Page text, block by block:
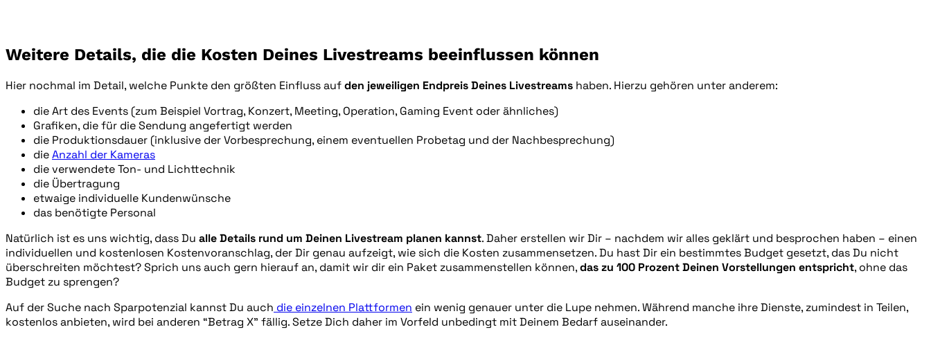
Weitere Details, die die Kosten Deines Livestreams beeinflussen können
Hier nochmal im Detail, welche Punkte den größten Einfluss aufden jeweiligen Endpreis Deines Livestreams haben. Hierzu gehören unter anderem:
die Art des Events (zum Beispiel Vortrag, Konzert, Meeting, Operation, Gaming Event oder ähnliches)
Grafiken, die für die Sendung angefertigt werden
die Produktionsdauer (inklusive der Vorbesprechung, einem eventuellen Probetag und der Nachbesprechung)
dieAnzahl der Kameras
die verwendete Ton- und Lichttechnik
die Übertragung
etwaige individuelle Kundenwünsche
das benötigte Personal
Natürlich ist es uns wichtig, dass Du alle Details rund um Deinen Livestream planen kannst. Daher erstellen wir Dir – nachdem wir alles geklärt und besprochen haben – einen
individuellen und kostenlosen Kostenvoranschlag, der Dir genau aufzeigt, wie sich die Kosten zusammensetzen. Du hast Dir ein bestimmtes Budget gesetzt, das Du nicht
überschreiten möchtest? Sprich uns auch gern hierauf an, damit wir dir ein Paket zusammenstellen können,das zu 100 Prozent Deinen Vorstellungen entspricht, ohne das
Budget zu sprengen?
Auf der Suche nach Sparpotenzial kannst Du auch die einzelnen Plattformen ein wenig genauer unter die Lupe nehmen. Während manche ihre Dienste, zumindest in Teilen,
kostenlos anbieten, wird bei anderen “Betrag X” fällig. Setze Dich daher im Vorfeld unbedingt mit Deinem Bedarf auseinander.